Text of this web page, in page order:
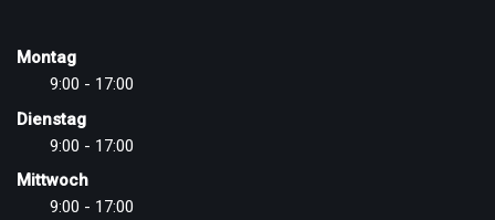
Montag
9:00 - 17:00
Dienstag
9:00 - 17:00
Mittwoch
9:00 - 17:00